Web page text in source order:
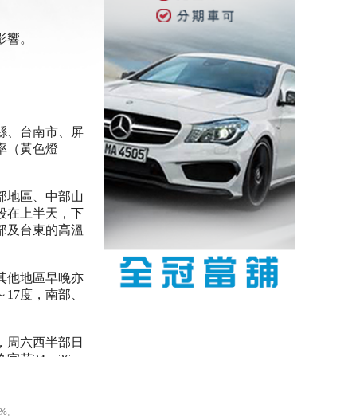
。
、台南市、屏
（黃色燈
地區、中部山
在上半天，下
及台東的高溫
他地區早晚亦
度，南部、
周六西半部日
宜花24～26
稍涼，其他